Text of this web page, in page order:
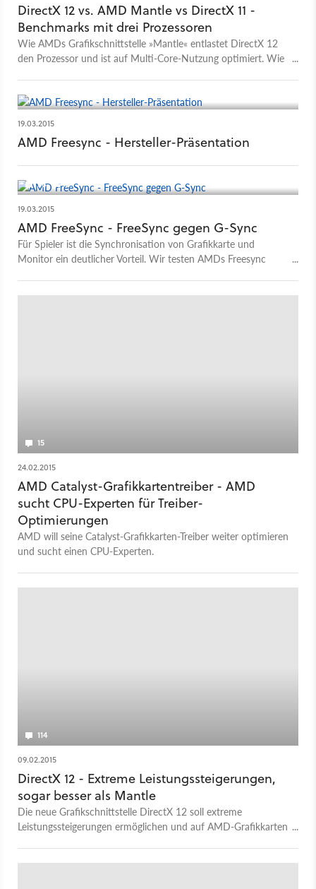
DirectX 12 vs. AMD Mantle vs DirectX 11 -
Benchmarks mit drei Prozessoren
Wie AMDs Grafikschnittstelle »Mantle« entlastet DirectX 12
den Prozessor und ist auf Multi-Core-Nutzung optimiert. Wie
19.03.2015
AMD Freesync - Hersteller-Präsentation
36 3
19.03.2015
AMD FreeSync - FreeSync gegen G-Sync
Für Spieler ist die Synchronisation von Grafikkarte und
Monitor ein deutlicher Vorteil. Wir testen AMDs Freesync
15
24.02.2015
AMD Catalyst-Grafikkartentreiber - AMD
sucht CPU-Experten für Treiber-
Optimierungen
AMD will seine Catalyst-Grafikkarten-Treiber weiter optimieren
und sucht einen CPU-Experten.
114
09.02.2015
DirectX 12 - Extreme Leistungssteigerungen,
sogar besser als Mantle
Die neue Grafikschnittstelle DirectX 12 soll extreme
Leistungssteigerungen ermöglichen und auf AMD-Grafikkarten